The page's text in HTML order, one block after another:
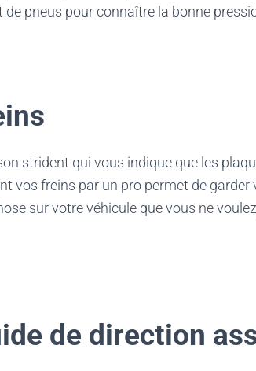
pneus pour connaître la bonne
strident qui vous indique que les
vos freins par un pro permet de
sur votre véhicule que vous ne
de direction